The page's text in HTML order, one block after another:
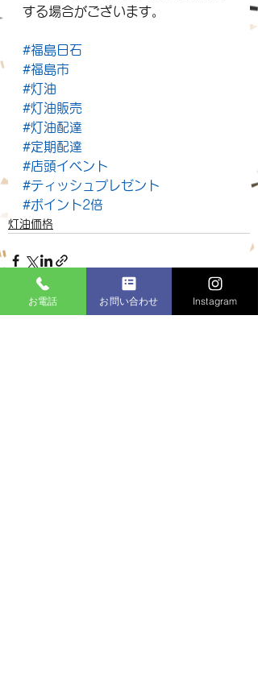
する場合がございます。
#福島日石
#福島市
#灯油
#灯油販売
#灯油配達
#定期配達
#店頭イベント
#ティッシュプレゼント
#ポイント2倍
灯油価格
お電話 お問い合わせ Instagram